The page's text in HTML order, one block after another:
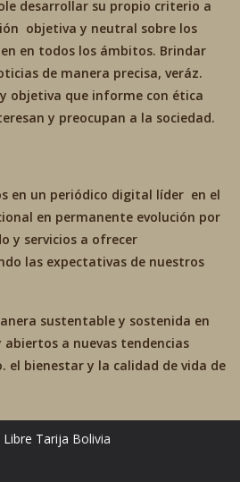
desarrollar su propio criterio a
objetiva y neutral sobre los
en todos los ámbitos. Brindar
de manera precisa, veráz.
objetiva que informe con ética
y preocupan a la sociedad.
en un periódico digital líder en el
en permanente evolución por
y servicios a ofrecer
las expectativas de nuestros
sustentable y sostenida en
a nuevas tendencias
el bienestar y la calidad de vida de
Libre Tarija Bolivia